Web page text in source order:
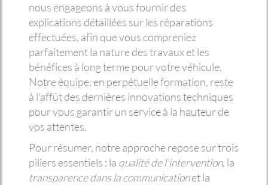
nous engageons à vous fournir des
explications détaillées sur les réparations
effectuées, afin que vous compreniez
parfaitement la nature des travaux et les
bénéfices à long terme pour votre véhicule.
Notre équipe, en perpétuelle formation, reste
à l'affût des dernières innovations techniques
pour vous garantir un service à la hauteur de
vos attentes.
Pour résumer, notre approche repose sur trois
piliers essentiels : la qualité de l'intervention, la
transparence dans la communicationet la